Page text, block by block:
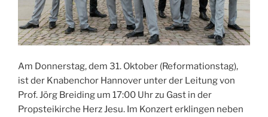
Am Donnerstag, dem 31. Oktober (Reformationstag),
ist der Knabenchor Hannover unter der Leitung von
Prof. Jörg Breiding um 17:00 Uhr zu Gast in der
Propsteikirche Herz Jesu. Im Konzert erklingen neben